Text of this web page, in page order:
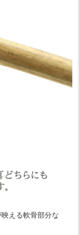
える軟骨部分な